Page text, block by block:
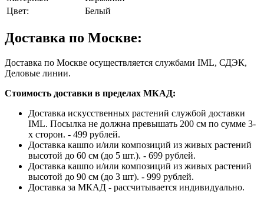
Цвет:
Белый
Доставка по Москве:
Доставка по Москве осуществляется службами IML, СДЭК,
Деловые линии.
Стоимость доставки в пределах МКАД:
Доставка искусственных растений службой доставки
IML. Посылка не должна превышать 200 см по сумме 3-
х сторон. - 499 рублей.
Доставка кашпо и/или композиций из живых растений
высотой до 60 см (до 5 шт.). - 699 рублей.
Доставка кашпо и/или композиций из живых растений
высотой до 90 см (до 3 шт). - 999 рублей.
Доставка за МКАД - рассчитывается индивидуально.